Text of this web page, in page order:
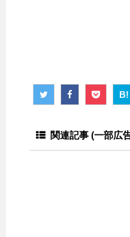
B!
関連記事 (一部広